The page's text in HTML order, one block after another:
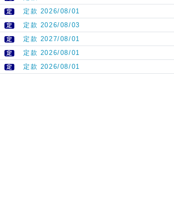
定
定款 2026/08/01
定
定款 2026/08/03
定
定款 2027/08/01
定
定款 2026/08/01
定 定款 2026/08/01